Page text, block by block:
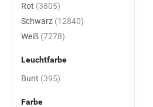
Rot (3805)
Schwarz (12840)
Weiß (7278)
Leuchtfarbe
Bunt (395)
Farbe